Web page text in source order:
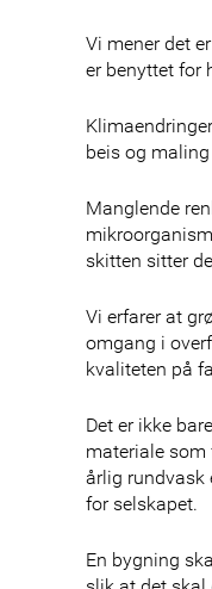
Vi mener det
er benyttet for
beis og
Manglende
skitten sitter
Vi erfarer at
omgang i
kvaliteten på
Det er ikke
materiale som
årlig rundvask
for selskapet.
En bygning